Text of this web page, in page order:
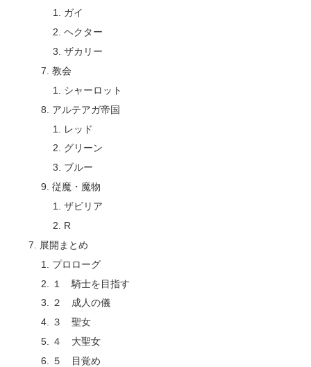
ガイ
ヘクター
ザカリー
教会
シャーロット
アルテアガ帝国
レッド
グリーン
ブルー
従魔・魔物
ザビリア
R
展開まとめ
プロローグ
１ 騎士を目指す
２ 成人の儀
３ 聖女
４ 大聖女
５ 目覚め